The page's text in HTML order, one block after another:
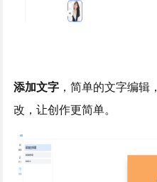
添加文字 ，简单的文字编
改，让创作更简单。